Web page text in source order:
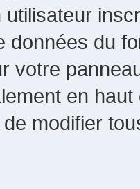
utilisateur
données du
votre
en
modifier